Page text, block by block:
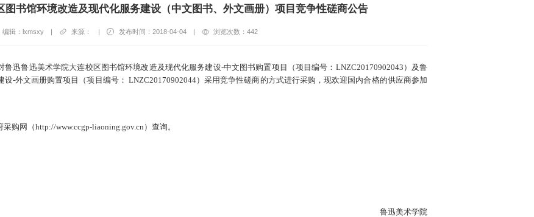
图书馆环境改造及现代化服务建设（中文图书、外文画册）项目竞争性磋商公告
编辑：lxmsxy | 来源： | 发布时间：2018-04-04 | 浏览次数：442
迅鲁迅美术学院大连校区图书馆环境改造及现代化服务建设-中文图书购置项目（项目编号：LNZC20170902043）及鲁
-外文画册购置项目（项目编号： LNZC20170902044）采用竞争性磋商的方式进行采购，现欢迎国内合格的供应商参加
采购网（http://www.ccgp-liaoning.gov.cn ）查询。
鲁迅美术学院